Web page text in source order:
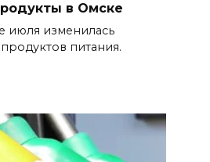
в Омске
июля изменилась
питания.